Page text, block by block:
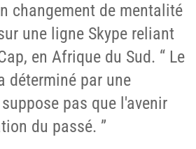
changement de mentalité
une ligne Skype reliant
en Afrique du Sud. “ Le
déterminé par une
pas que l'avenir
du passé. ”